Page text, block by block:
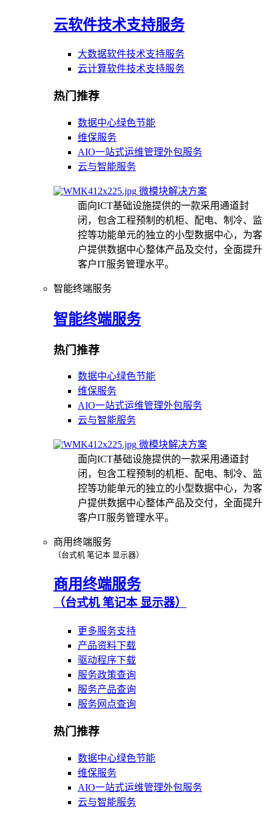
云软件技术支持服务
大数据软件技术支持服务
云计算软件技术支持服务
热门推荐
数据中心绿色节能
维保服务
AIO一站式运维管理外包服务
云与智能服务
微模块解决方案
面向ICT基础设施提供的一款采用通道封
闭，包含工程预制的机柜、配电、制冷、监
控等功能单元的独立的小型数据中心，为客
户提供数据中心整体产品及交付，全面提升
客户IT服务管理水平。
智能终端服务
智能终端服务
热门推荐
数据中心绿色节能
维保服务
AIO一站式运维管理外包服务
云与智能服务
微模块解决方案
面向ICT基础设施提供的一款采用通道封
闭，包含工程预制的机柜、配电、制冷、监
控等功能单元的独立的小型数据中心，为客
户提供数据中心整体产品及交付，全面提升
客户IT服务管理水平。
商用终端服务
（台式机 笔记本 显示器）
商用终端服务
（台式机 笔记本 显示器）
更多服务支持
产品资料下载
驱动程序下载
服务政策查询
服务产品查询
服务网点查询
热门推荐
数据中心绿色节能
维保服务
AIO一站式运维管理外包服务
云与智能服务